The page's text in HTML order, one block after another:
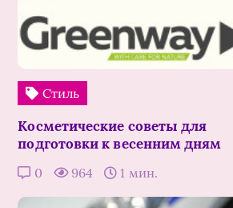
Стиль
Косметические советы для
подготовки к весенним дням
0 964 1 мин.